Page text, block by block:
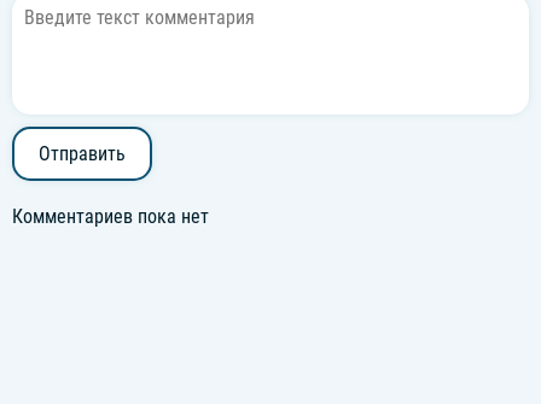
Отправить
Комментариев пока нет